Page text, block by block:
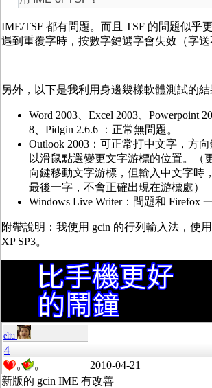
IME/TSF 都有問題。而且 TSF 的問題似乎
遇到重覆字時，按數字鍵選字會失效（字送
另外，以下是我利用身邊幾樣軟體測試的結
Word 2003、Excel 2003、Powerpoint
8、Pidgin 2.6.6 ：正常無問題。
Outlook 2003：可正常打中文字，方
以滑鼠點選變更文字游標的位置。（
向鍵移動文字游標，但輸入中文字時
最後一字，不會正確出現在游標處）
Windows Live Writer：問題和 Firefox 一
附帶說明：我使用 gcin 的行列輸入法，使
XP SP3。
eliu
4
0 0 2010-04-21
新版的 gcin IME 有改善